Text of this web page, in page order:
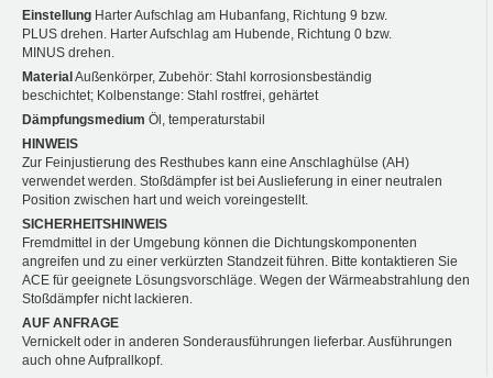
Einstellung Harter Aufschlag am Hubanfang, Richtung 9 bzw.
PLUS drehen. Harter Aufschlag am Hubende, Richtung 0 bzw.
MINUS drehen.
MaterialAußenkörper, Zubehör: Stahl korrosionsbeständig
beschichtet; Kolbenstange: Stahl rostfrei, gehärtet
Dämpfungsmedium Öl, temperaturstabil
HINWEIS
Zur Feinjustierung des Resthubes kann eine Anschlaghülse (AH)
verwendet werden. Stoßdämpfer ist bei Auslieferung in einer neutralen
Position zwischen hart und weich voreingestellt.
SICHERHEITSHINWEIS
Fremdmittel in der Umgebung können die Dichtungskomponenten
angreifen und zu einer verkürzten Standzeit führen. Bitte kontaktieren Sie
ACE für geeignete Lösungsvorschläge. Wegen der Wärmeabstrahlung den
Stoßdämpfer nicht lackieren.
AUF ANFRAGE
Vernickelt oder in anderen Sonderausführungen lieferbar. Ausführungen
auch ohne Aufprallkopf.